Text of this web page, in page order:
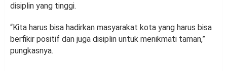
disiplin yang tinggi.
“Kita harus bisa hadirkan masyarakat kota yang harus bisa
berfikir positif dan juga disiplin untuk menikmati taman,”
pungkasnya.